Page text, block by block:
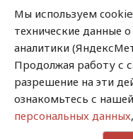
Успех
Хватит это терпеть
Мы используем
технические данные
аналитики
Продолжая работу с
разрешение на эти
ознакомьтесь с нашей
персональных данных